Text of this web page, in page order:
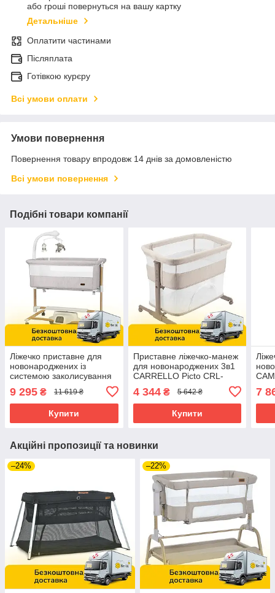
або гроші повернуться на вашу картку
Детальніше
Оплатити частинами
Післяплата
Готівкою курєру
Всі умови оплати
Умови повернення
Повернення товару впродовж 14 днів за домовленістю
Всі умови повернення
Подібні товари компанії
Ліжечко приставне для
новонароджених із
системою заколисування
CRL-10304 Silk Beige
Wooden Бежеве
9 295 ₴ 11 619 ₴
Купити
Приставне ліжечко-манеж
для новонароджених 3в1
CARRELLO Picto CRL-
4 344₴ 5 642 ₴
Купити
7
Акційні пропозиції та новинки
–24% –22%